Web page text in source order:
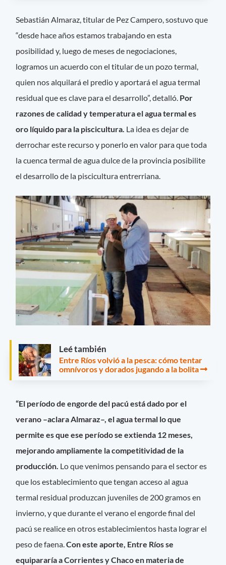
Sebastián Almaraz, titular de Pez Campero, sostuvo que
“desde hace años estamos trabajando en esta
posibilidad y, luego de meses de negociaciones,
logramos un acuerdo con el titular de un pozo termal,
quien nos alquilará el predio y aportará el agua termal
residual que es clave para el desarrollo”, detalló. Por
razones de calidad y temperatura el agua termal es
oro líquido para la piscicultura. La idea es dejar de
derrochar este recurso y ponerlo en valor para que toda
la cuenca termal de agua dulce de la provincia posibilite
el desarrollo de la piscicultura entrerriana.
Leé también
Entre Ríos volvió a la pesca: cómo tentar
omnívoros y dorados jugando a la bolita
“El período de engorde del pacú está dado por el
verano –aclara Almaraz–, el agua termal lo que
permite es que ese período se extienda 12 meses,
mejorando ampliamente la competitividad de la
producción. Lo que venimos pensando para el sector es
que los establecimiento que tengan acceso al agua
termal residual produzcan juveniles de 200 gramos en
invierno, y que durante el verano el engorde final del
pacú se realice en otros establecimientos hasta lograr el
peso de faena.Con este aporte, Entre Ríos se
equipararía a Corrientes y Chaco en materia de